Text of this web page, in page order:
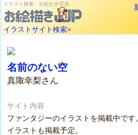
イラスト検索・お絵かき交流
イラストサイト検索>
名前のない空
真陬幸梨さん
サイト内容
ファンタジーのイラストを掲載中で
イラストも掲載予定。